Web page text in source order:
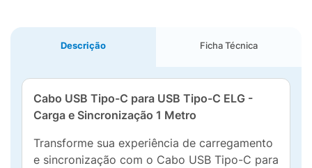
Descrição Ficha Técnica
Cabo USB Tipo-C para USB Tipo-C ELG -
Carga e Sincronização 1 Metro
Transforme sua experiência de carregamento
e sincronização com o Cabo USB Tipo-C para